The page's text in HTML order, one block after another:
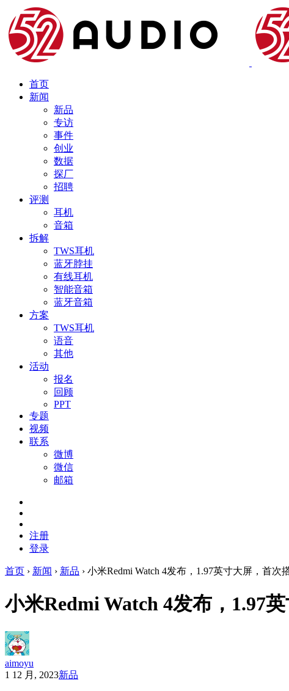
首页
新闻
新品
专访
事件
创业
数据
探厂
招聘
评测
耳机
音箱
拆解
TWS耳机
蓝牙脖挂
有线耳机
智能音箱
蓝牙音箱
方案
TWS耳机
语音
其他
活动
报名
回顾
PPT
专题
视频
联系
微博
微信
邮箱
注册
登录
首页 › 新闻 › 新品 › 小米Redmi Watch 4发布，1.97英寸大屏，首次
小米Redmi Watch 4发布，1.97
aimoyu
1 12 月, 2023新品